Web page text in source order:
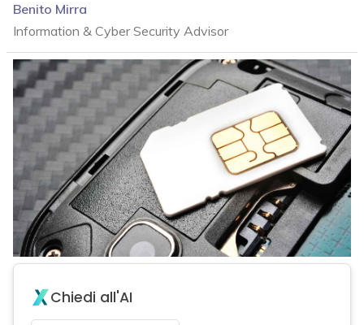
Benito Mirra
Information & Cyber Security Advisor
Chiedi all'AI